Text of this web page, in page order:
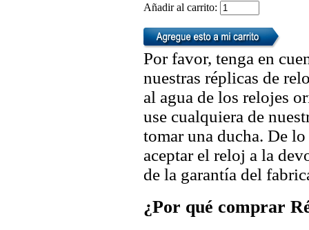
Añadir al carrito:
Por favor, tenga en
nuestras réplicas de
al agua de los relojes
use cualquiera de
tomar una ducha. De
aceptar el reloj a la
de la garantía del
¿Por qué comprar